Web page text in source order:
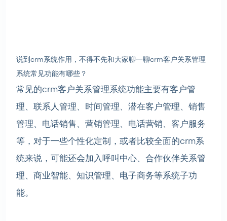
说到crm系统作用，不得不先和大家聊一聊crm客户关系管理
系统常见功能有哪些？
常见的crm客户关系管理系统功能主要有客户管
理、联系人管理、时间管理、潜在客户管理、销售
管理、电话销售、营销管理、电话营销、客户服务
等，对于一些个性化定制，或者比较全面的crm系
统来说，可能还会加入呼叫中心、合作伙伴关系管
理、商业智能、知识管理、电子商务等系统子功
能。